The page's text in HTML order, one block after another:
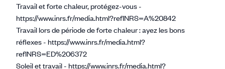
Travail et forte chaleur, protégez-vous -
https://www.inrs.fr/media.html?refINRS=A%20842
Travail lors de période de forte chaleur : ayez les bons
réflexes - https://www.inrs.fr/media.html?
refINRS=ED%206372
Soleil et travail - https://www.inrs.fr/media.html?